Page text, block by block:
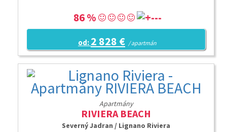
86 %
od: 2 828 € / apartmán
Apartmány
RIVIERA BEACH
Severný Jadran / Lignano Riviera